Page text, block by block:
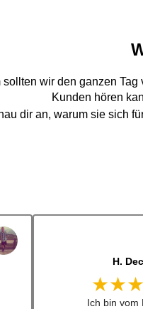
sollten wir den ganzen
Kunden hören
dir an, warum sie sich
J.
Kann